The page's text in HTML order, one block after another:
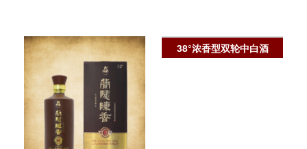
38°浓香型双轮中白酒